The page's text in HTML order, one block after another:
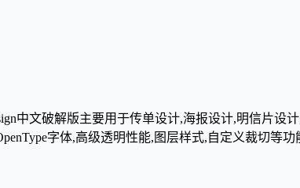
中文破解版主要用于传单设计,海报设计,明信片设
字体,高级透明性能,图层样式,自定义裁切等功